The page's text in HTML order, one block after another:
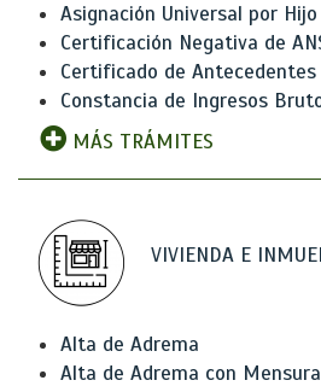
Asignación Universal por Hijo
Certificación Negativa de
Certificado de Antecedentes
Constancia de Ingresos
MÁS TRÁMITES
VIVIENDA E
Alta de Adrema
Alta de Adrema con